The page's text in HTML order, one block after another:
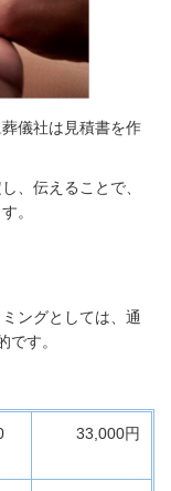
儀社は見積書を作
、伝えることで、
。
ングとしては、通
す。
33,000円